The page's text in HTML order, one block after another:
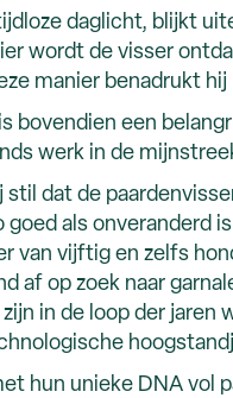
daglicht, blijkt
wordt de visser
manier benadrukt
bovendien een
werk in de
dat de
als onveranderd
van vijftig en zelfs
af op zoek naar
in de loop der jaren
hun unieke DNA vol